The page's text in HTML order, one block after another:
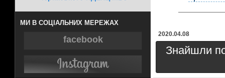
МИ В СОЦІАЛЬНИХ МЕРЕЖАХ
facebook
2020.04.08
Знайшли